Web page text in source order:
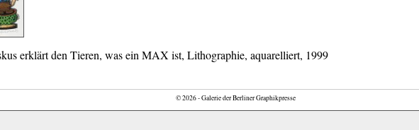
erklärt den Tieren, was ein MAX ist, Lithographie, aquarelliert, 1999
© 2026 - Galerie der Berliner Graphikpresse